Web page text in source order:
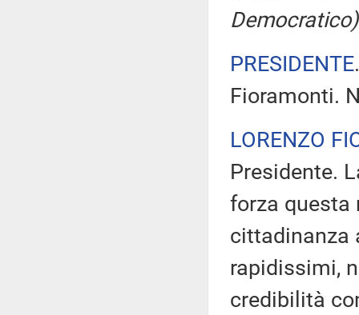
Democratico)
PRESIDENTE
Fioramonti.
LORENZO
Presidente.
forza questa
cittadinanza
rapidissimi,
credibilità